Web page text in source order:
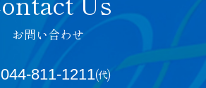
お問い合わせ
044-811-1211㈹